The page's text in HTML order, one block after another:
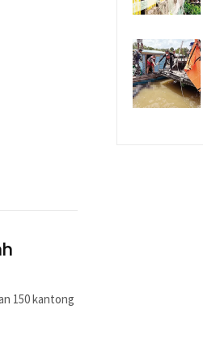
150 kantong